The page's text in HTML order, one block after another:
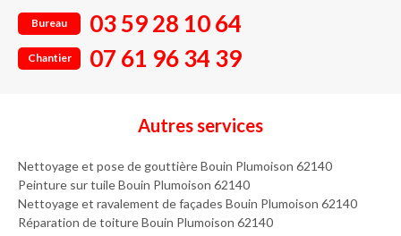
Bureau 03 59 28 10 64
Chantier 07 61 96 34 39
Autres services
Nettoyage et pose de gouttière Bouin Plumoison 62140
Peinture sur tuile Bouin Plumoison 62140
Nettoyage et ravalement de façades Bouin Plumoison 62140
Réparation de toiture Bouin Plumoison 62140